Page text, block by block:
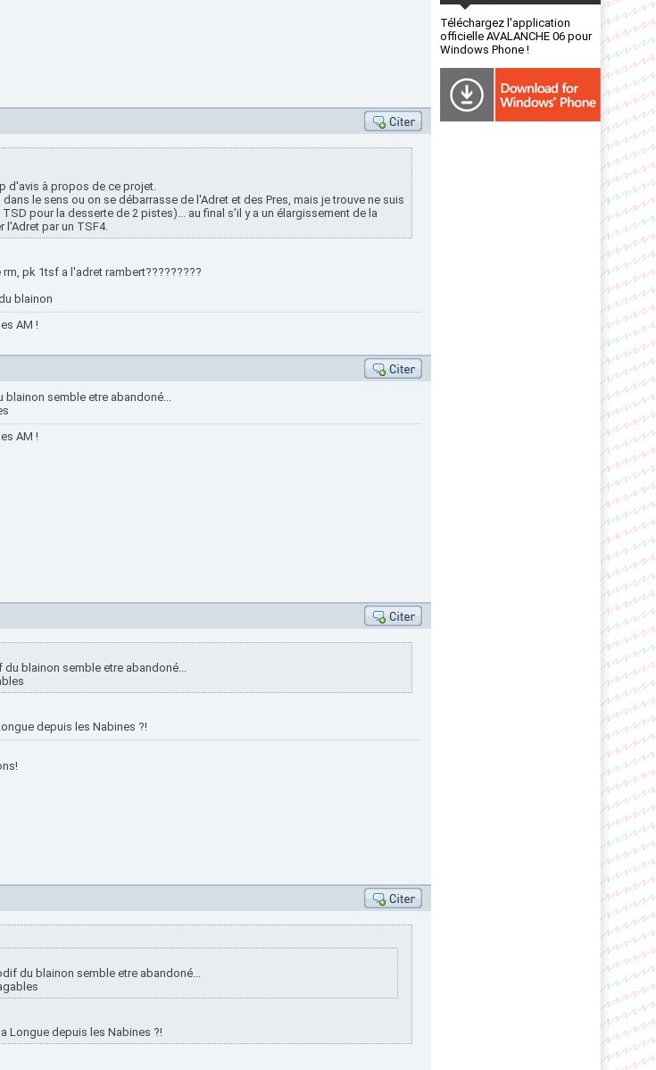
d'avis à propos de ce projet.
le sens ou on se débarrasse de l'Adret et des Pres, mais je trouve ne suis
pour la desserte de 2 pistes)... au final s'il y a un élargissement de la
l'Adret par un TSF4.
pk 1tsf a l'adret rambert?????????
blainon
AM !
blainon semble etre abandoné...
AM !
blainon semble etre abandoné...
depuis les Nabines ?!
du blainon semble etre abandoné...
Longue depuis les Nabines ?!
Téléchargez l'application
officielle AVALANCHE 06 pour
Windows Phone !